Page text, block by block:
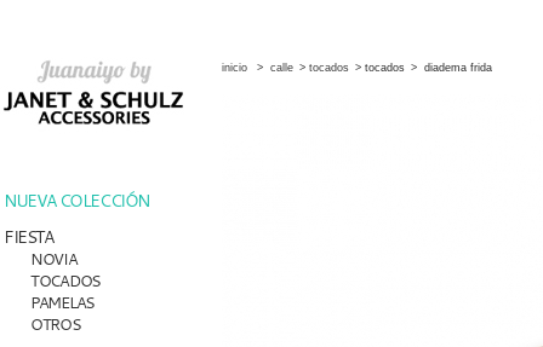
NUEVA COLECCIÓN
FIESTA
NOVIA
TOCADOS
PAMELAS
OTROS
inicio > calle > tocados > tocados > diadema frida